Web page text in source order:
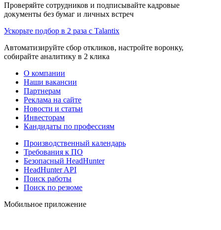
Проверяйте сотрудников и подписывайте кадровые
документы без бумаг и личных встреч
Ускорьте подбор в 2 раза с Talantix
Автоматизируйте сбор откликов, настройте воронку,
собирайте аналитику в 2 клика
О компании
Наши вакансии
Партнерам
Реклама на сайте
Новости и статьи
Инвесторам
Кандидаты по профессиям
Производственный календарь
Требования к ПО
Безопасный HeadHunter
HeadHunter API
Поиск работы
Поиск по резюме
Мобильное приложение